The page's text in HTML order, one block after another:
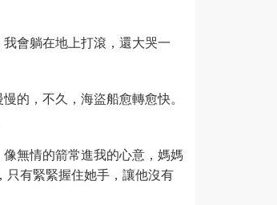
會躺在地上打滾，還大哭一
的，不久，海盜船愈轉愈快。
無情的箭常進我的心意，媽媽
只有緊緊握住她手，讓他沒有